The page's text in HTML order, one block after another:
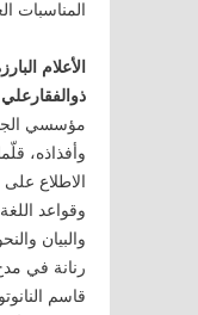
المناسبات
الأعلام
مؤسسي
وأفذاذه،
الاطلاع
وقواعد
والبيان
رنانة في
قاسم